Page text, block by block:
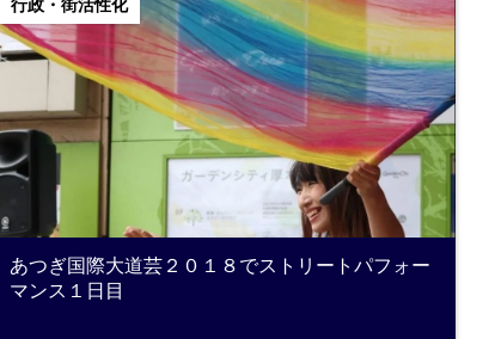
行政・街活性化
あつぎ国際大道芸２０１８でストリートパフォー
マンス１日目